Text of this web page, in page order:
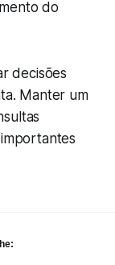
do
decisões
Manter um